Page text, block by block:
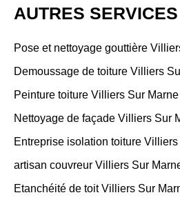
AUTRES SERVICES
Pose et nettoyage gouttière
Demoussage de toiture Villiers
Peinture toiture Villiers Sur Marne
Nettoyage de façade Villiers Sur
Entreprise isolation toiture
artisan couvreur Villiers Sur
Etanchéité de toit Villiers Sur